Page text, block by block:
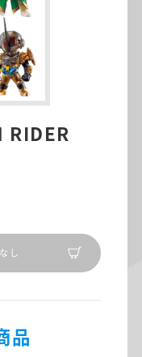
RIDER
し
品